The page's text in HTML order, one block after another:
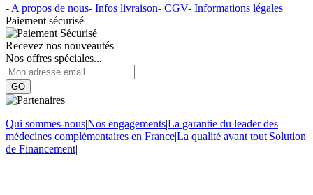
- A propos de nous- Infos livraison- CGV- Informations légales
Paiement sécurisé
Recevez nos nouveautés
Nos offres spéciales...
GO
Qui sommes-nous|Nos engagements|La garantie du leader des
médecines complémentaires en France|La qualité avant tout|Solution
de Financement|